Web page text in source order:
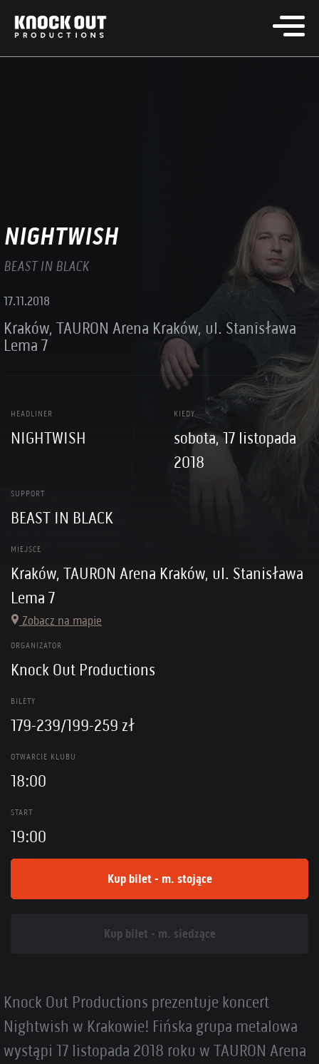
NIGHTWISH
BEAST IN BLACK
17.11.2018
Kraków, TAURON Arena Kraków, ul. Stanisława
Lema 7
HEADLINER
NIGHTWISH
KIEDY
sobota, 17 listopada
2018
SUPPORT
BEAST IN BLACK
MIEJSCE
Kraków, TAURON Arena Kraków, ul. Stanisława
Lema 7
Zobacz na mapie
ORGANIZATOR
Knock Out Productions
BILETY
179-239/199-259 zł
OTWARCIE KLUBU
18:00
START
19:00
Kup bilet - m. stojące
Kup bilet - m. siedzące
Knock Out Productions prezentuje koncert
Nightwish w Krakowie! Fińska grupa metalowa
wystąpi 17 listopada 2018 roku w TAURON Arena